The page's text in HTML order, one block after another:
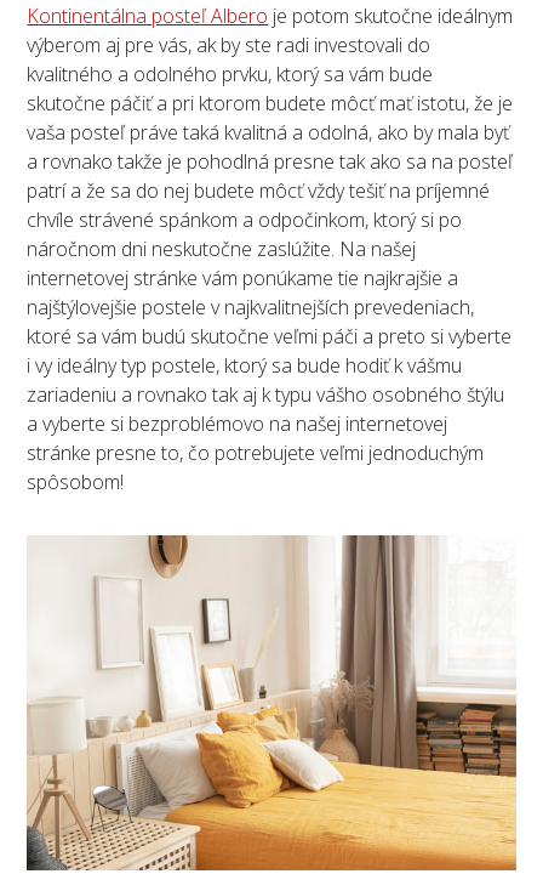
Kontinentálna posteľ Albero je potom skutočne ideálnym
výberom aj pre vás, ak by ste radi investovali do
kvalitného a odolného prvku, ktorý sa vám bude
skutočne páčiť a pri ktorom budete môcť mať istotu, že je
vaša posteľ práve taká kvalitná a odolná, ako by mala byť
a rovnako takže je pohodlná presne tak ako sa na posteľ
patrí a že sa do nej budete môcť vždy tešiť na príjemné
chvíle strávené spánkom a odpočinkom, ktorý si po
náročnom dni neskutočne zaslúžite. Na našej
internetovej stránke vám ponúkame tie najkrajšie a
najštýlovejšie postele v najkvalitnejších prevedeniach,
ktoré sa vám budú skutočne veľmi páči a preto si vyberte
i vy ideálny typ postele, ktorý sa bude hodiť k vášmu
zariadeniu a rovnako tak aj k typu vášho osobného štýlu
a vyberte si bezproblémovo na našej internetovej
stránke presne to, čo potrebujete veľmi jednoduchým
spôsobom!